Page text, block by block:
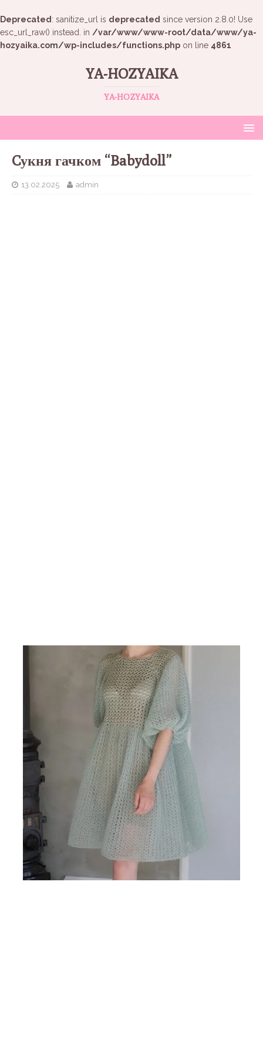
Deprecated : sanitize_url is deprecated since version 2.8.0! Use
esc_url_raw() instead. in /var/www/www-root/data/www/ya-
hozyaika.com/wp-includes/functions.php on line 4861
YA-HOZYAIKA
YA-HOZYAIKA
Cукня гачком “Babydoll”
13.02.2025 admin